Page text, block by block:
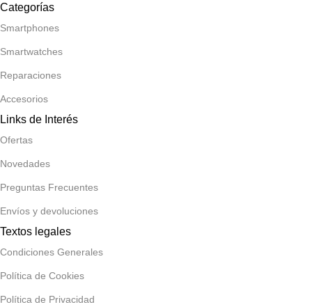
Categorías
Smartphones
Smartwatches
Reparaciones
Accesorios
Links de Interés
Ofertas
Novedades
Preguntas Frecuentes
Envíos y devoluciones
Textos legales
Condiciones Generales
Política de Cookies
Política de Privacidad